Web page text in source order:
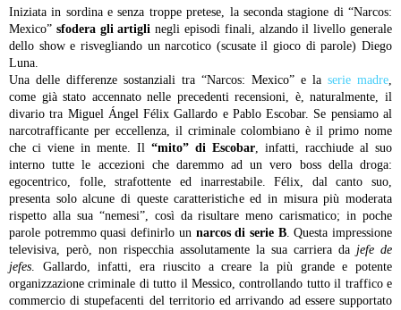
Iniziata in sordina e senza troppe pretese, la seconda stagione di “Narcos:
Mexico” sfodera gli artigli negli episodi finali, alzando il livello generale
dello show e risvegliando un narcotico (scusate il gioco di parole) Diego
Luna.
Una delle differenze sostanziali tra “Narcos: Mexico” e la serie madre,
come già stato accennato nelle precedenti recensioni, è, naturalmente, il
divario tra Miguel Ángel Félix Gallardo e Pablo Escobar. Se pensiamo al
narcotrafficante per eccellenza, il criminale colombiano è il primo nome
che ci viene in mente. Il “mito” di Escobar, infatti, racchiude al suo
interno tutte le accezioni che daremmo ad un vero boss della droga:
egocentrico, folle, strafottente ed inarrestabile. Félix, dal canto suo,
presenta solo alcune di queste caratteristiche ed in misura più moderata
rispetto alla sua “nemesi”, così da risultare meno carismatico; in poche
parole potremmo quasi definirlo un narcos di serie B. Questa impressione
televisiva, però, non rispecchia assolutamente la sua carriera da jefe de
jefes. Gallardo, infatti, era riuscito a creare la più grande e potente
organizzazione criminale di tutto il Messico, controllando tutto il traffico e
commercio di stupefacenti del territorio ed arrivando ad essere supportato